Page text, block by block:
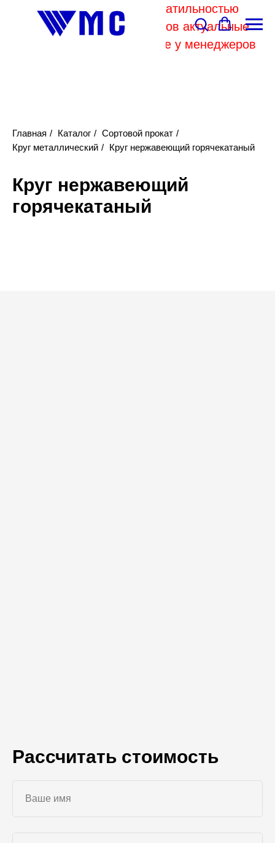
В связи с высокой волатильностью
отпускных цен комбинатов актуальные
цены на металл уточняйте у менеджеров
Главная / Каталог / Сортовой прокат /
Круг металлический / Круг нержавеющий горячекатаный
Круг нержавеющий
горячекатаный
Рассчитать стоимость